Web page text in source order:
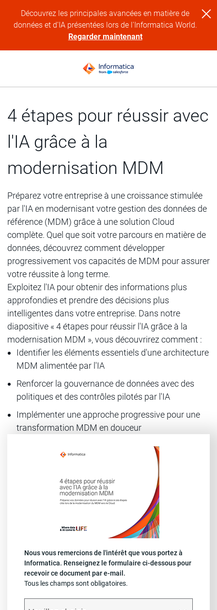
Découvrez les principales avancées en matière de
données et d'IA présentées lors de l'Informatica World.
Regarder maintenant
4 étapes pour réussir avec
l'IA grâce à la
modernisation MDM
Préparez votre entreprise à une croissance stimulée
par l'IA en modernisant votre gestion des données de
référence (MDM) grâce à une solution Cloud
complète. Quel que soit votre parcours en matière de
données, découvrez comment développer
progressivement vos capacités de MDM pour assurer
votre réussite à long terme.
Exploitez l'IA pour obtenir des informations plus
approfondies et prendre des décisions plus
intelligentes dans votre entreprise. Dans notre
diapositive « 4 étapes pour réussir l'IA grâce à la
modernisation MDM », vous découvrirez comment :
Identifier les éléments essentiels d'une architecture
MDM alimentée par l'IA
Renforcer la gouvernance de données avec des
politiques et des contrôles pilotés par l'IA
Implémenter une approche progressive pour une
transformation MDM en douceur
Nous vous remercions de l'intérêt que vous portez à
Informatica. Renseignez le formulaire ci-dessous pour
recevoir ce document par e-mail.
Tous les champs sont obligatoires.